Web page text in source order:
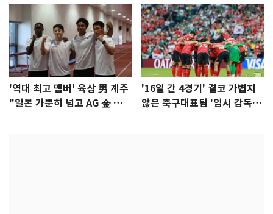
'역대 최고 멤버' 육상 男 계주
"일본 가뿐히 넘고 AG 金 따겠
'16일 간 4경기' 결코 가볍지
않은 축구대표팀 '임시 감독'